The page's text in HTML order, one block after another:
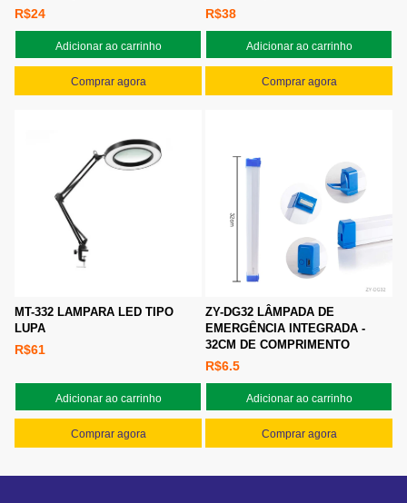
R$24
Adicionar ao carrinho
Comprar agora
R$38
Adicionar ao carrinho
Comprar agora
MT-332 LAMPARA LED TIPO
LUPA
R$61
Adicionar ao carrinho
Comprar agora
ZY-DG32 LÂMPADA DE
EMERGÊNCIA INTEGRADA -
32CM DE COMPRIMENTO
R$6.5
Adicionar ao carrinho
Comprar agora